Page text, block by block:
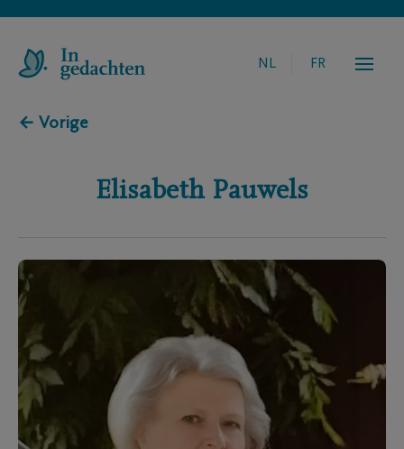
NL FR
← Vorige
Elisabeth Pauwels